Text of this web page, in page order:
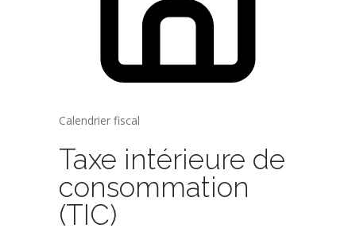
Calendrier fiscal
Taxe intérieure de
consommation
(TIC)